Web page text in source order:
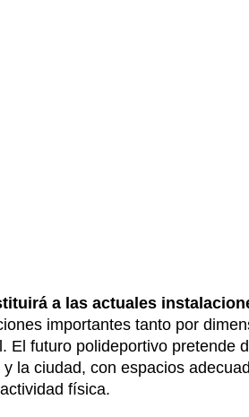
a las actuales
importantes tanto por
El futuro polideportivo pretende
la ciudad, con espacios
física.